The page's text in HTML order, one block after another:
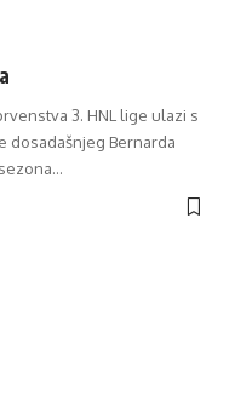
3. HNL lige ulazi s
dosadašnjeg Bernarda
…